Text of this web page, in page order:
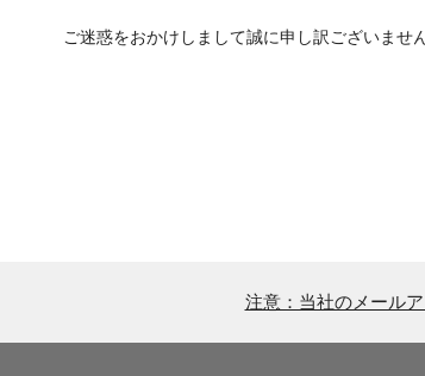
ご迷惑をおかけしまして誠に申し訳ございませ
注意：当社のメール